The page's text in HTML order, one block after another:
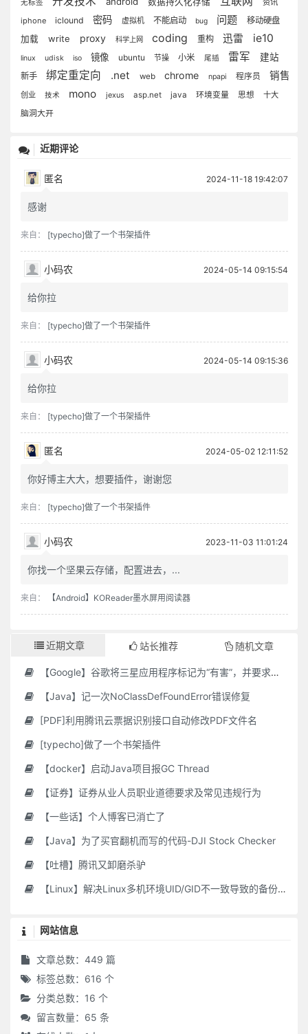
无标签
资讯
iphone
iclound 密码 虚拟机 不能启动 bug 问题
移动硬盘
加载
write proxy 科学上网 coding 重构 迅雷 ie10
linux udisk iso 镜像 ubuntu 节操 小米 尾插 雷军 建站
新手 绑定重定向 .net web chrome npapi 程序员 销售
创业 技术 mono jexus asp.net java 环境变量 思想
十大
脑洞大开
近期评论
匿名 2024-11-18 19:42:07
感谢
来自： [typecho]做了一个书架插件
小码农 2024-05-14 09:15:54
给你拉
来自： [typecho]做了一个书架插件
小码农 2024-05-14 09:15:36
给你拉
来自： [typecho]做了一个书架插件
匿名 2024-05-02 12:11:52
你好博主大大，想要插件，谢谢您
来自： [typecho]做了一个书架插件
小码农 2023-11-03 11:01:24
你找一个坚果云存储，配置进去，...
来自： 【Android】KOReader墨水屏用阅读器
近期文章 站长推荐 随机文章
【Google】谷歌将三星应用程序标记为“有害”，并要求用户删除它们
【Java】记一次NoClassDefFoundError错误修复
[PDF]利用腾讯云票据识别接口自动修改PDF文件名
[typecho]做了一个书架插件
【docker】启动Java项目报GC Thread
【证券】证券从业人员职业道德要求及常见违规行为
【一些话】个人博客已消亡了
【Java】为了买官翻机而写的代码-DJI Stock Checker
【吐槽】腾讯又卸磨杀驴
【Linux】解决Linux多机环境UID/GID不一致导致的备份权限问题
网站信息
文章总数：449 篇
标签总数：616 个
分类总数：16 个
留言数量：65 条